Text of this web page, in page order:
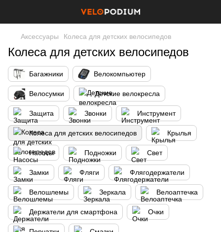
Аксессуары Колеса для детских велосипедов
Колеса для детских велосипедов
Багажники Велокомпьютер
Велосумки Детские велокресла
Защита Звонки Инструмент
Колеса для детских велосипедов Крылья
Насосы Подножки Свет
Замки Фляги Флягодержатели
Велошлемы Зеркала Велоаптечка
Держатели для смартфона Очки